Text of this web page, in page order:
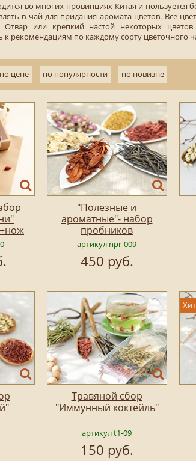
во многих провинциях Китая и
в чай для придания аромата цветов. Все
Отвар или крепкий настой некоторых
к рекомендациям по каждому сорту цветочного
по цене по популярности по новизне
"Полезные и
ароматные"- набор
пробников
артикул npr-009
450 руб.
Травяной сбор
"Иммунный коктейль"
артикул t1-09
150 руб.